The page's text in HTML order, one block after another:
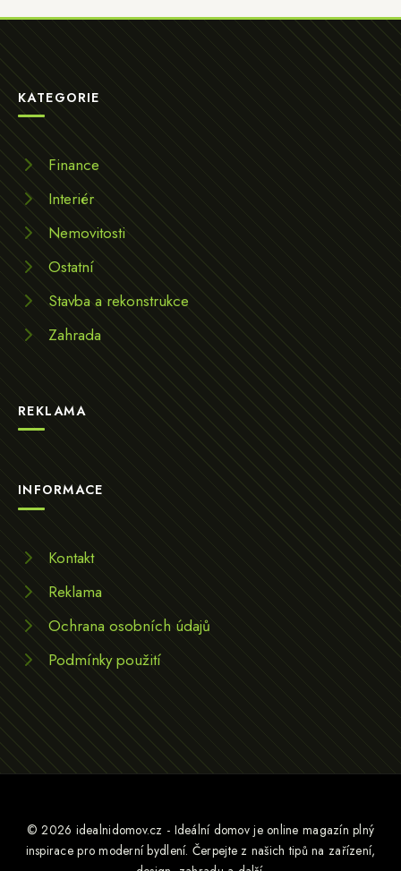
KATEGORIE
Finance
Interiér
Nemovitosti
Ostatní
Stavba a rekonstrukce
Zahrada
REKLAMA
INFORMACE
Kontakt
Reklama
Ochrana osobních údajů
Podmínky použití
© 2026 idealnidomov.cz - Ideální domov je online magazín plný
inspirace pro moderní bydlení. Čerpejte z našich tipů na zařízení,